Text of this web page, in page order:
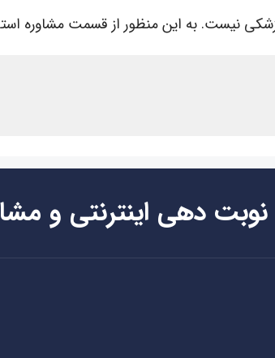
نیست. به این منظور از قسمت مشاوره
نوبت دهی اینترنتی و